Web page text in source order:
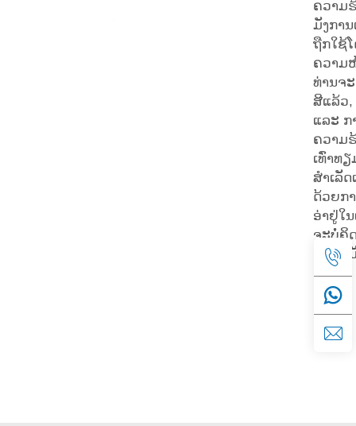
ຄວາມ
ມັງກາ
ຖືກໃຊ້
ຄວາມ
ທ່ານຈ
ສີແລ້ວ,
ແລະ ກ
ຄວາມ
ເທົ່າທ
ສຳເລັ
ດ້ວຍກ
ອ່າຢູ່ໃ
ຈະບໍ່ຄິ
ຄວາມ